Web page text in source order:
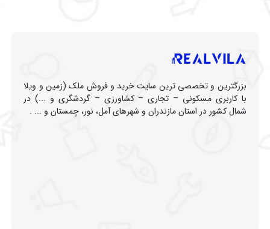
بزرگترین و تخصصی ترین سایت خرید و فروش ملک (زمین و ویلا
با کاربری مسکونی – تجاری – کشاورزی – گردشگری و ...) در
شمال کشور در استان مازندران و شهرهای آمل، نور، چمستان و ... .